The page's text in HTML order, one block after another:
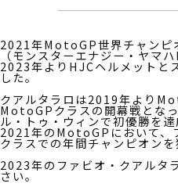
2021年MotoGP世界チャンピ
（モンスターエナジー・ヤマ
2023年よりHJCヘルメットと
した。
クアルタラロは2019年より
MotoGPクラスの開幕戦とな
ル・トゥ・ウィンで初優勝を
2021年のMotoGPにおいて、
クラスでの年間チャンピオン
2023年のファビオ・クアルタ
さい。